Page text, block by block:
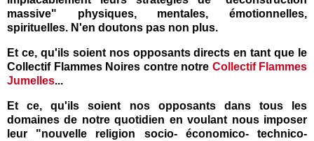
massive" physiques, mentales, émotionnelles,
spirituelles. N'en doutons pas non plus.
Et ce, qu'ils soient nos opposants directs en tant que le
Collectif Flammes Noires contre notre Collectif Flammes
Jumelles...
Et ce, qu'ils soient nos opposants dans tous les
domaines de notre quotidien en voulant nous imposer
leur "nouvelle religion socio- économico- technico-